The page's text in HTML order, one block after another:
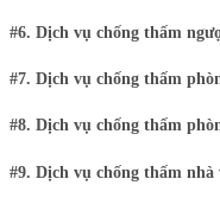
#6. Dịch vụ chống thấm
#7. Dịch vụ chống thấm
#8. Dịch vụ chống thấm
#9. Dịch vụ chống thấm